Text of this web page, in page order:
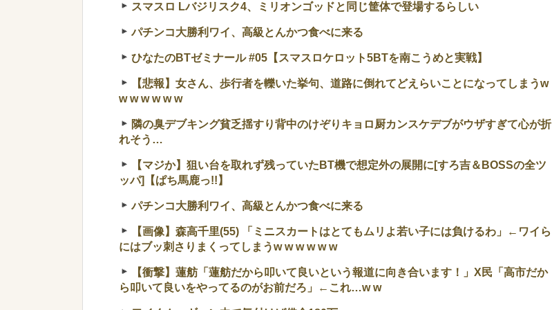
スマスロ Lバジリスク4、ミリオンゴッドと同じ筐体で登場するらしい
パチンコ大勝利ワイ、高級とんかつ食べに来る
ひなたのBTゼミナール #05【スマスロケロット5BTを南こうめと実戦】
【悲報】女さん、歩行者を轢いた挙句、道路に倒れてどえらいことになってしまうw
w w w w w w
隣の臭デブキング貧乏揺すり背中のけぞりキョロ厨カンスケデブがウザすぎて心が折
れそう…
【マジか】狙い台を取れず残っていたBT機で想定外の展開に[すろ吉＆BOSSの全ツ
ッパ]【ぱち馬鹿っ!!】
パチンコ大勝利ワイ、高級とんかつ食べに来る
【画像】森高千里(55) 「ミニスカートはとてもムリよ若い子には負けるわ」←ワイら
にはブッ刺さりまくってしまうw w w w w w
【衝撃】蓮舫「蓮舫だから叩いて良いという報道に向き合います！」X民「高市だか
ら叩いて良いをやってるのがお前だろ」←これ…w w